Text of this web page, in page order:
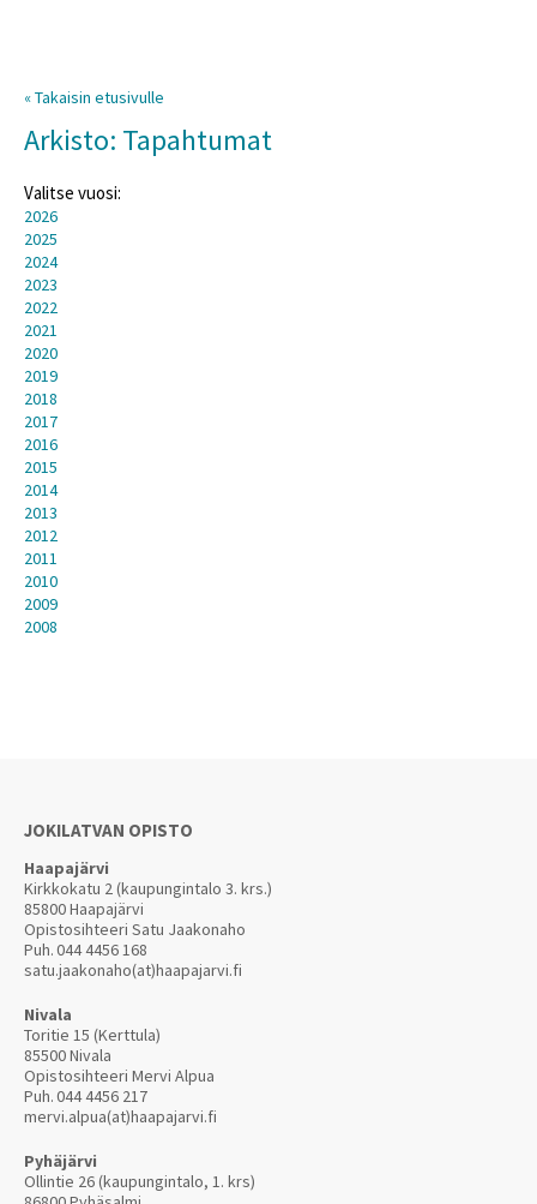
« Takaisin etusivulle
Arkisto: Tapahtumat
Valitse vuosi:
2026
2025
2024
2023
2022
2021
2020
2019
2018
2017
2016
2015
2014
2013
2012
2011
2010
2009
2008
JOKILATVAN OPISTO
Haapajärvi
Kirkkokatu 2 (kaupungintalo 3. krs.)
85800 Haapajärvi
Opistosihteeri Satu Jaakonaho
Puh.044 4456 168
satu.jaakonaho(at)haapajarvi.fi
Nivala
Toritie 15 (Kerttula)
85500 Nivala
Opistosihteeri Mervi Alpua
Puh.044 4456 217
mervi.alpua(at)haapajarvi.fi
Pyhäjärvi
Ollintie 26 (kaupungintalo, 1. krs)